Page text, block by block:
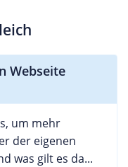
Webseite
um mehr
der eigenen
was gilt es da...